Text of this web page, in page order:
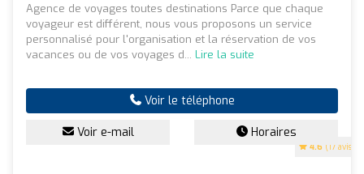
4.6 (17 avis)
Agence de voyages toutes destinations Parce que chaque
voyageur est différent, nous vous proposons un service
personnalisé pour l'organisation et la réservation de vos
vacances ou de vos voyages d... Lire la suite
Voir le téléphone
Voir e-mail Horaires